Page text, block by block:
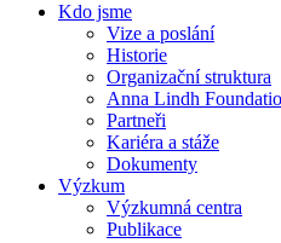
Kdo jsme
Vize a poslání
Historie
Organizační struktura
Anna Lindh
Partneři
Kariéra a stáže
Dokumenty
Výzkum
Výzkumná centra
Publikace